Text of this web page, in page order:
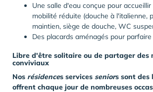
Une salle d'eau conçue pour
mobilité réduite (douche à l'italienne,
maintien, siège de douche, WC
Des placards aménagés pour
Libre d'être solitaire ou de partager des
conviviaux
Nos résidences services seniors sont des
offrent chaque jour de nombreuses